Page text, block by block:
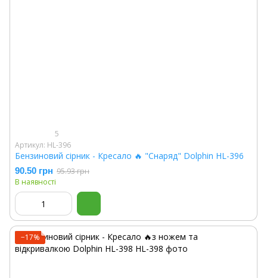
5
Артикул: HL-396
Бензиновий сірник - Кресало 🔥 "Снаряд" Dolphin HL-396
90.50 грн 95.93 грн
В наявності
−17%